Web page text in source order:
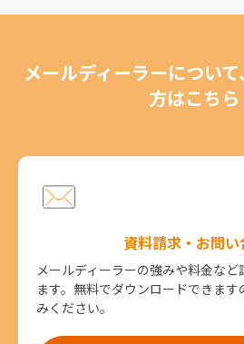
メールディーラーについ
方はこちら
資料請求・お問い
メールディーラーの強みや料金な
ます。無料でダウンロードできま
みください。